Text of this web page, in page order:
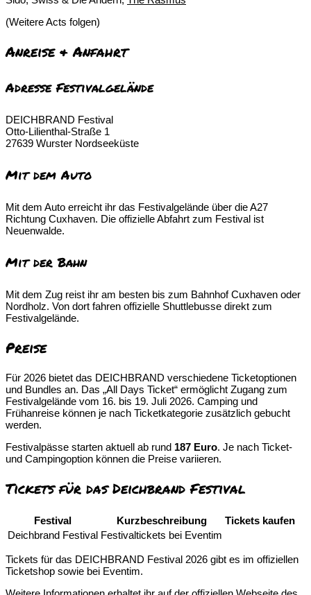
(Weitere Acts folgen)
Anreise & Anfahrt
Adresse Festivalgelände
DEICHBRAND Festival
Otto-Lilienthal-Straße 1
27639 Wurster Nordseeküste
Mit dem Auto
Mit dem Auto erreicht ihr das Festivalgelände über die A27
Richtung Cuxhaven. Die offizielle Abfahrt zum Festival ist
Neuenwalde.
Mit der Bahn
Mit dem Zug reist ihr am besten bis zum Bahnhof Cuxhaven oder
Nordholz. Von dort fahren offizielle Shuttlebusse direkt zum
Festivalgelände.
Preise
Für 2026 bietet das DEICHBRAND verschiedene Ticketoptionen
und Bundles an. Das „All Days Ticket“ ermöglicht Zugang zum
Festivalgelände vom 16. bis 19. Juli 2026. Camping und
Frühanreise können je nach Ticketkategorie zusätzlich gebucht
werden.
Festivalpässe starten aktuell ab rund 187 Euro. Je nach Ticket-
und Campingoption können die Preise variieren.
Tickets für das Deichbrand Festival
Festival Kurzbeschreibung
Tickets kaufen
Deichbrand Festival Festivaltickets bei Eventim
Tickets für das DEICHBRAND Festival 2026 gibt es im offiziellen
Ticketshop sowie bei Eventim.